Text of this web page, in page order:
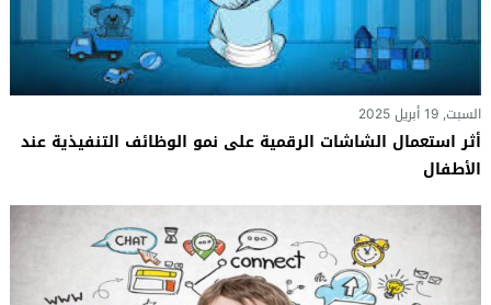
السبت, 19 أبريل 2025
أثر استعمال الشاشات الرقمية على نمو الوظائف التنفيذية عند
الأطفال